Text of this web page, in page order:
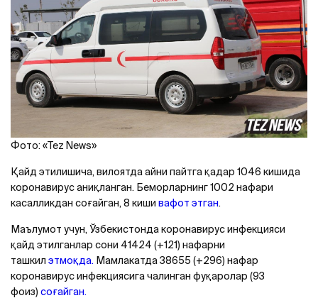
Фото: «Tez News»
Қайд этилишича, вилоятда айни пайтга қадар 1046 кишида
коронавирус аниқланган. Беморларнинг 1002 нафари
касалликдан соғайган, 8 киши вафот этган.
Маълумот учун, Ўзбекистонда коронавирус инфекцияси
қайд этилганлар сони 41424 (+121) нафарни
ташкил этмоқда. Мамлакатда 38655 (+296) нафар
коронавирус инфекциясига чалинган фуқаролар (93
фоиз) соғайган.